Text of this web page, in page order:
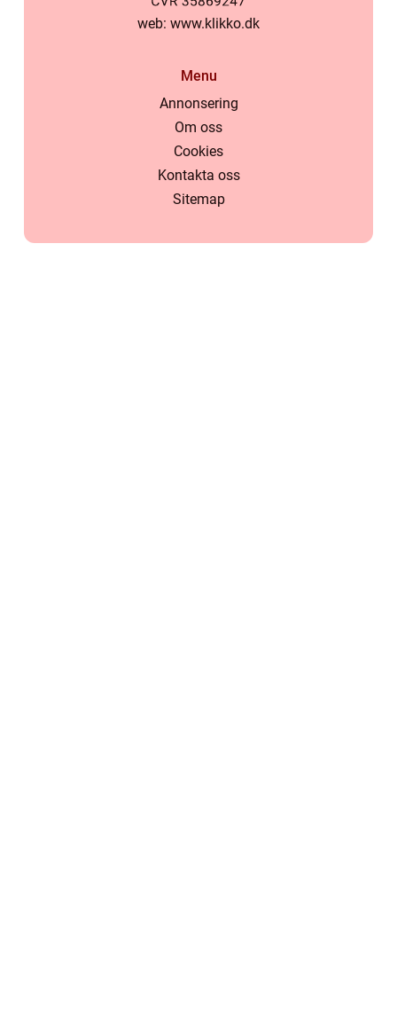
web: www.klikko.dk
Menu
Annonsering
Om oss
Cookies
Kontakta oss
Sitemap